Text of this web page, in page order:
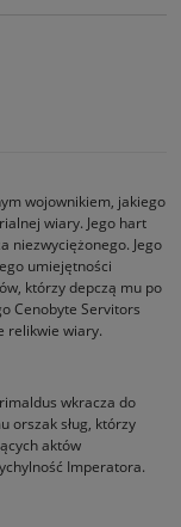
wojownikiem, jakiego
wiary. Jego hart
niezwyciężonego. Jego
umiejętności
którzy depczą mu po
Cenobyte Servitors
relikwie wiary.
wkracza do
orszak sług, którzy
aktów
Imperatora.